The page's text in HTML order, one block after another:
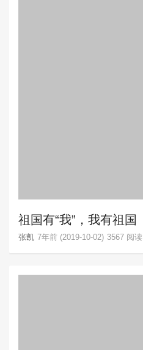
祖国有“我”，我有祖国
张凯 7年前 (2019-10-02) 3567 阅读